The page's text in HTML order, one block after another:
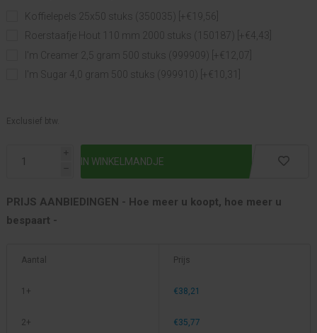
Koffielepels 25x50 stuks (350035) [+€19,56]
Roerstaafje Hout 110 mm 2000 stuks (150187) [+€4,43]
I'm Creamer 2,5 gram 500 stuks (999909) [+€12,07]
I'm Sugar 4,0 gram 500 stuks (999910) [+€10,31]
Exclusief btw.
i
h
PRIJS AANBIEDINGEN - Hoe meer u koopt, hoe meer u
bespaart -
Aantal
1+
2+
Prijs
€38,21
€35,77